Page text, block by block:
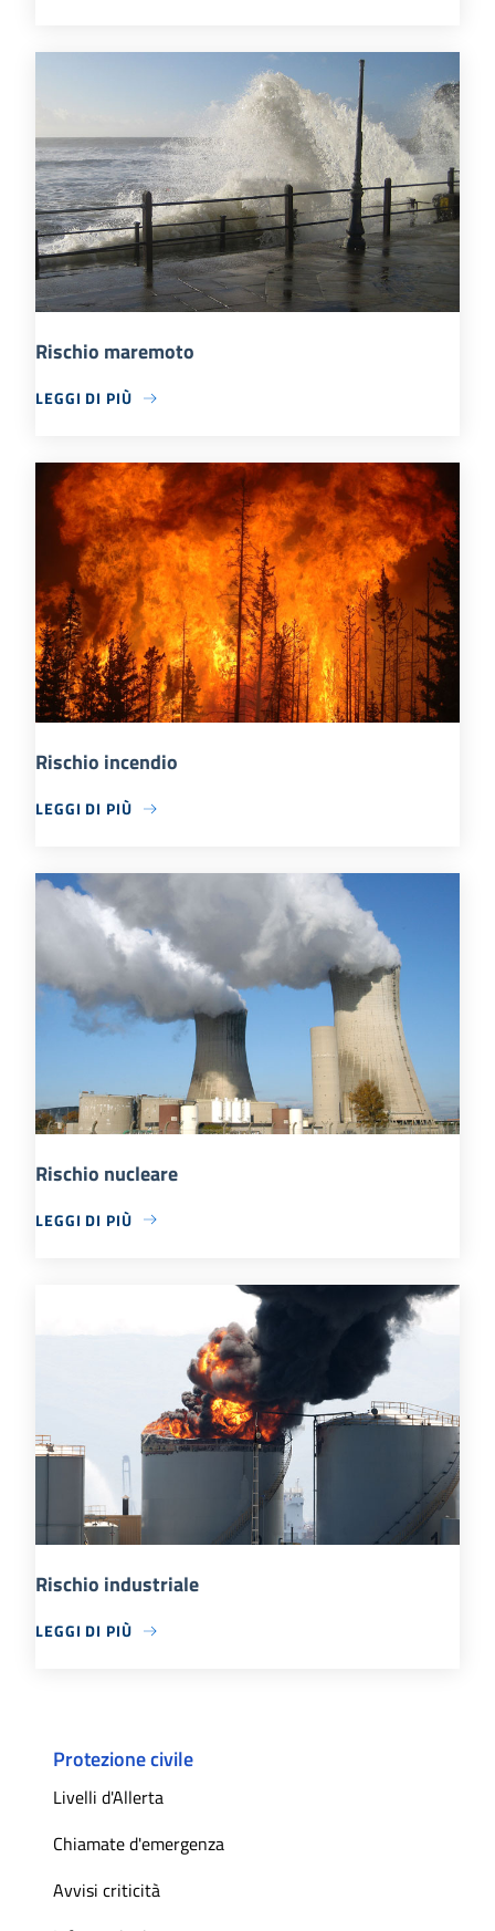
Rischio maremoto
LEGGI DI PIÙ
Rischio incendio
LEGGI DI PIÙ
Rischio nucleare
LEGGI DI PIÙ
Rischio industriale
LEGGI DI PIÙ
Protezione civile
Livelli d'Allerta
Chiamate d'emergenza
Avvisi criticità